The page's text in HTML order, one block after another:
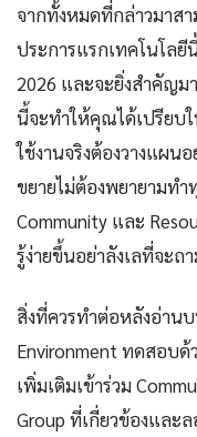
จากทั้งหมดที่กล่าวมาส
ประการแรกเทคโนโลยี
2026 และจะยิ่งสำคัญม
นี้จะทำให้คุณได้เปรียบ
ใช้งานจริงต้องวางแผน
ขยายไม่ต้องพยายามท
Community และ
รู้ง่ายขึ้นอย่าลังเลที่จะ
สิ่งที่ควรทำต่อหลังอ่าน
Environment ทดสอบด้
เพิ่มเติมเข้าร่วม
Group ที่เกี่ยวข้องและ